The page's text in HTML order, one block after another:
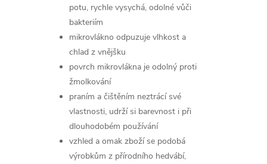
potu, rychle vysychá, odolné vůči
bakteriím
mikrovlákno odpuzuje vlhkost a
chlad z vnějšku
povrch mikrovlákna je odolný proti
žmolkování
praním a čištěním neztrácí své
vlastnosti, udrží si barevnost i při
dlouhodobém používání
vzhled a omak zboží se podobá
výrobkům z přírodního hedvábí,